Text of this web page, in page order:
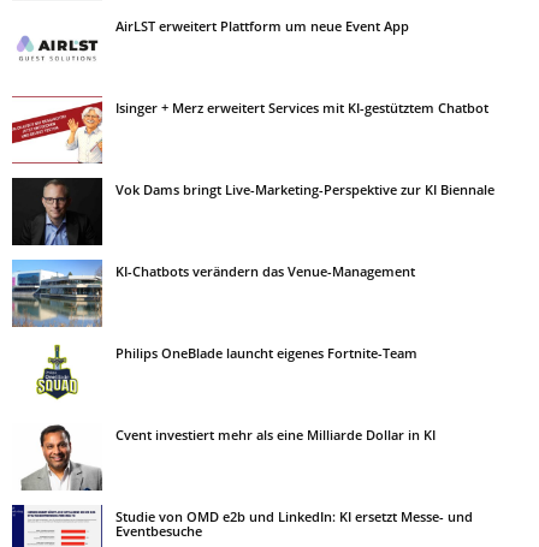
AirLST erweitert Plattform um neue Event App
Isinger + Merz erweitert Services mit KI-gestütztem Chatbot
Vok Dams bringt Live-Marketing-Perspektive zur KI Biennale
KI-Chatbots verändern das Venue-Management
Philips OneBlade launcht eigenes Fortnite-Team
Cvent investiert mehr als eine Milliarde Dollar in KI
Studie von OMD e2b und LinkedIn: KI ersetzt Messe- und
Eventbesuche